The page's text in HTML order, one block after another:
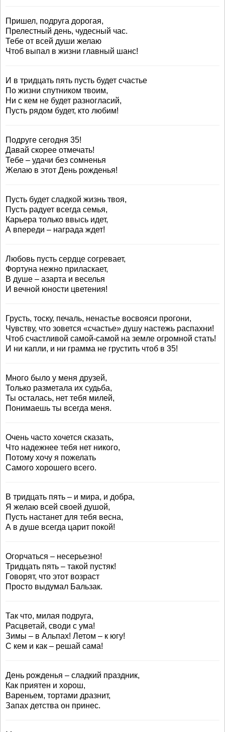
Пришел, подруга дорогая,
Прелестный день, чудесный час.
Тебе от всей души желаю
Чтоб выпал в жизни главный шанс!
И в тридцать пять пусть будет счастье
По жизни спутником твоим,
Ни с кем не будет разногласий,
Пусть рядом будет, кто любим!
Подруге сегодня 35!
Давай скорее отмечать!
Тебе – удачи без сомненья
Желаю в этот День рожденья!
Пусть будет сладкой жизнь твоя,
Пусть радует всегда семья,
Карьера только ввысь идет,
А впереди – награда ждет!
Любовь пусть сердце согревает,
Фортуна нежно приласкает,
В душе – азарта и веселья
И вечной юности цветения!
Грусть, тоску, печаль, ненастье восвояси прогони,
Чувству, что зовется «счастье» душу настежь распахни!
Чтоб счастливой самой-самой на земле огромной стать!
И ни капли, и ни грамма не грустить чтоб в 35!
Много было у меня друзей,
Только разметала их судьба,
Ты осталась, нет тебя милей,
Понимаешь ты всегда меня.
Очень часто хочется сказать,
Что надежнее тебя нет никого,
Потому хочу я пожелать
Самого хорошего всего.
В тридцать пять – и мира, и добра,
Я желаю всей своей душой,
Пусть настанет для тебя весна,
А в душе всегда царит покой!
Огорчаться – несерьезно!
Тридцать пять – такой пустяк!
Говорят, что этот возраст
Просто выдумал Бальзак.
Так что, милая подруга,
Расцветай, своди с ума!
Зимы – в Альпах! Летом – к югу!
С кем и как – решай сама!
День рожденья – сладкий праздник,
Как приятен и хорош,
Вареньем, тортами дразнит,
Запах детства он принес.